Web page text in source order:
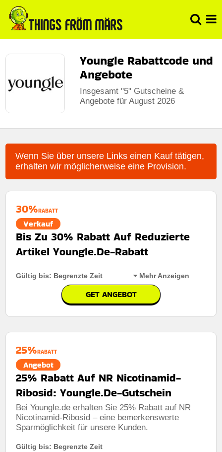
Youngle Rabattcode und
Angebote
Insgesamt "5" Gutscheine &
Angebote für August 2026
Wenn Sie über unsere Links einen Kauf tätigen,
erhalten wir möglicherweise eine Provision.
30%RABATT
Verkauf
Bis Zu 30% Rabatt Auf Reduzierte
Artikel Youngle.De-Rabatt
Gültig bis: Begrenzte Zeit Mehr Anzeigen
GET ANGEBOT
Berechtigung:
Art des Angebots:Zeitlich begrenztes angebot
25%RABATT
Angebot
25% Rabatt Auf NR Nicotinamid-
Ribosid: Youngle.De-Gutschein
Bei Youngle.de erhalten Sie 25% Rabatt auf NR
Nicotinamid-Ribosid – eine bemerkenswerte
Sparmöglichkeit für unsere Kunden.
Gültig bis: Begrenzte Zeit